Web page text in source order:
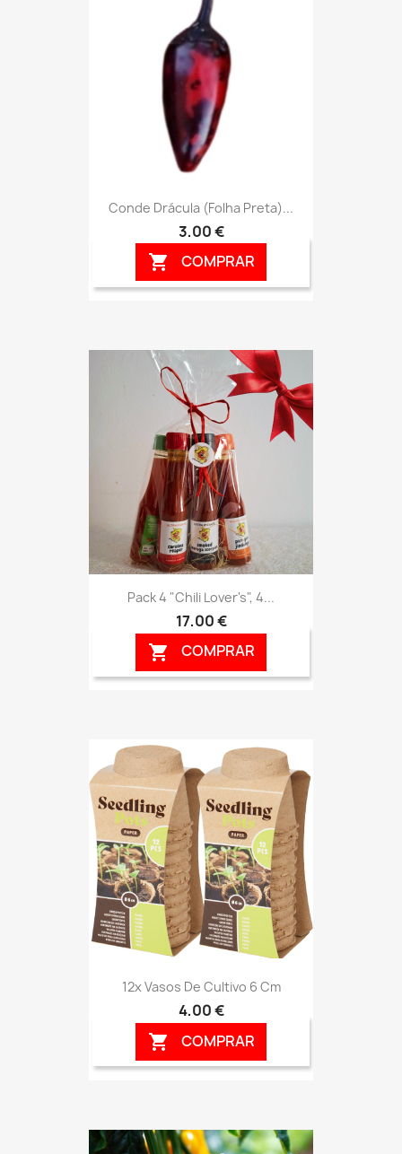
Conde Drácula (folha Preta)...
3,00 €
 COMPRAR
Pack 4 "Chili Lover's", 4...
17,00 €
 COMPRAR
12x Vasos De Cultivo 6 Cm
4,00 €
 COMPRAR